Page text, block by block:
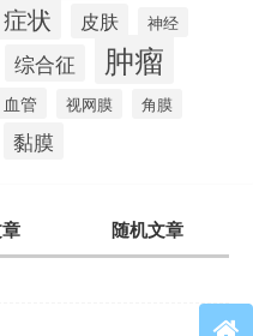
症状 皮肤 神经
综合征 肿瘤
血管 视网膜 角膜
黏膜
随机文章